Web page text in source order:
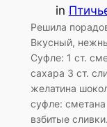
in
Решила
Вкусный,
Суфле: 1 ст.
сахара 3 ст.
желатина
суфле: сметана
взбитые